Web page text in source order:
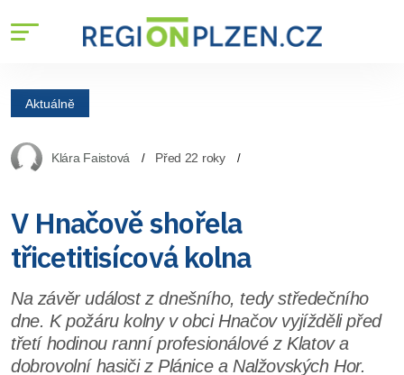
Aktuálně
Klára Faistová Před 22 roky
V Hnačově shořela
třicetitisícová kolna
Na závěr událost z dnešního, tedy středečního
dne. K požáru kolny v obci Hnačov vyjížděli před
třetí hodinou ranní profesionálové z Klatov a
dobrovolní hasiči z Plánice a Nalžovských Hor.